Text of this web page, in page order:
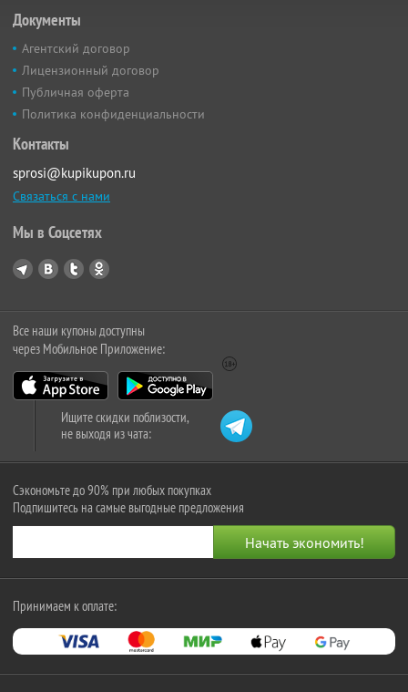
Документы
Агентский договор
Лицензионный договор
Публичная оферта
Политика конфиденциальности
Контакты
sprosi@kupikupon.ru
Связаться с нами
Мы в Соцсетях
Все наши купоны доступны
через Мобильное Приложение:
Ищите скидки поблизости,
не выходя из чата:
Сэкономьте до 90% при любых покупках
Подпишитесь на самые выгодные предложения
Принимаем к оплате: